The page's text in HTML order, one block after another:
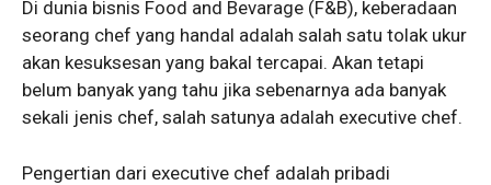
Di dunia bisnis Food and Bevarage (F&B), keberadaan
seorang chef yang handal adalah salah satu tolak ukur
akan kesuksesan yang bakal tercapai. Akan tetapi
belum banyak yang tahu jika sebenarnya ada banyak
sekali jenis chef, salah satunya adalah executive chef.
Pengertian dari executive chef adalah pribadi